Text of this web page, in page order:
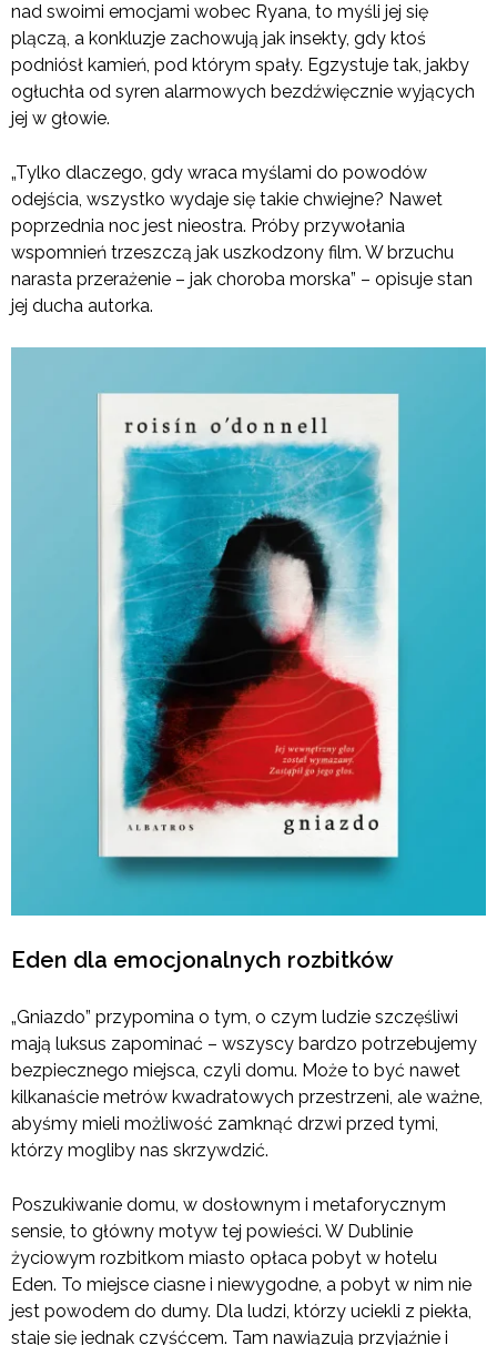
nad swoimi emocjami wobec Ryana, to myśli jej się
plączą, a konkluzje zachowują jak insekty, gdy ktoś
podniósł kamień, pod którym spały. Egzystuje tak, jakby
ogłuchła od syren alarmowych bezdźwięcznie wyjących
jej w głowie.
„Tylko dlaczego, gdy wraca myślami do powodów
odejścia, wszystko wydaje się takie chwiejne? Nawet
poprzednia noc jest nieostra. Próby przywołania
wspomnień trzeszczą jak uszkodzony film. W brzuchu
narasta przerażenie – jak choroba morska” – opisuje stan
jej ducha autorka.
Eden dla emocjonalnych rozbitków
„Gniazdo” przypomina o tym, o czym ludzie szczęśliwi
mają luksus zapominać – wszyscy bardzo potrzebujemy
bezpiecznego miejsca, czyli domu. Może to być nawet
kilkanaście metrów kwadratowych przestrzeni, ale ważne,
abyśmy mieli możliwość zamknąć drzwi przed tymi,
którzy mogliby nas skrzywdzić.
Poszukiwanie domu, w dosłownym i metaforycznym
sensie, to główny motyw tej powieści. W Dublinie
życiowym rozbitkom miasto opłaca pobyt w hotelu
Eden. To miejsce ciasne i niewygodne, a pobyt w nim nie
jest powodem do dumy. Dla ludzi, którzy uciekli z piekła,
staje się jednak czyśćcem. Tam nawiązują przyjaźnie i